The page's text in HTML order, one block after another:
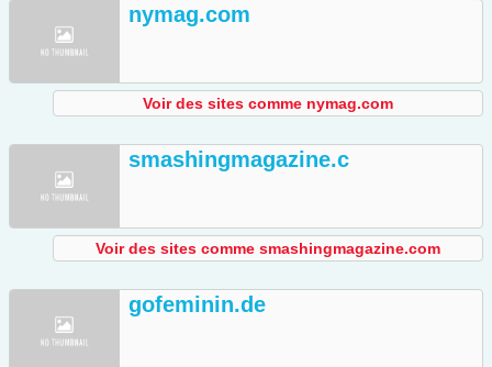
nymag.com
Voir des sites comme nymag.com
smashingmagazine.c
Voir des sites comme smashingmagazine.com
gofeminin.de